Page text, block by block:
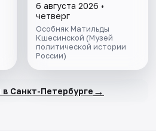
6 августа 2026 •
четверг
Особняк Матильды
Кшесинской (Музей
политической истории
России)
в Санкт-Петербурге →